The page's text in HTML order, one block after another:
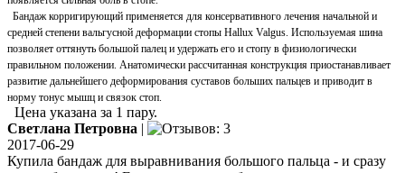
Бандаж корригирующий применяется для консервативного лечения начальной и
средней степени вальгусной деформации стопы Hallux Valgus. Используемая шина
позволяет оттянуть большой палец и удержать его и стопу в физиологически
правильном положении. Анатомически рассчитанная конструкция приостанавливает
развитие дальнейшего деформирования суставов больших пальцев и приводит в
норму тонус мышц и связок стоп.
Цена указана за 1 пару.
Светлана Петровна |
2017-06-29
Купила бандаж для выравнивания большого пальца - и сразу